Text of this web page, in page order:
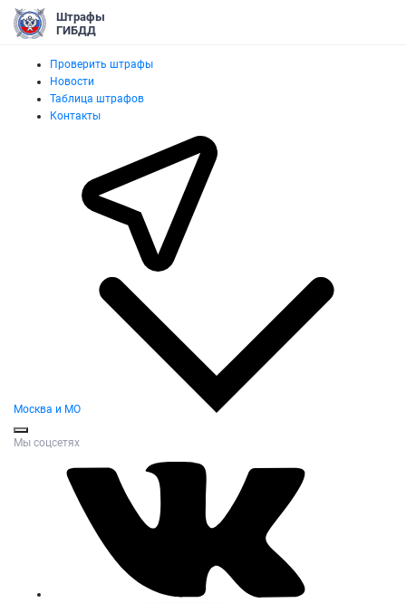
Штрафы
ГИБДД
Проверить штрафы
Новости
Таблица штрафов
Контакты
Москва и МО
Мы соцсетях